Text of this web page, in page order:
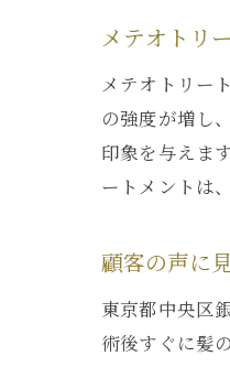
メテオトリ
メテオトリー
の強度が増し
印象を与えま
ートメントは
顧客の声に
東京都中央区
術後すぐに髪